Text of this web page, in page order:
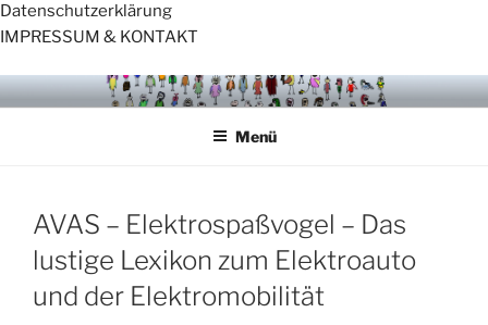
Datenschutzerklärung
IMPRESSUM & KONTAKT
Zum
InhaltVÖGELCARTOONS
Menü
AVAS – Elektrospaßvogel – Das
lustige Lexikon zum Elektroauto
und der Elektromobilität